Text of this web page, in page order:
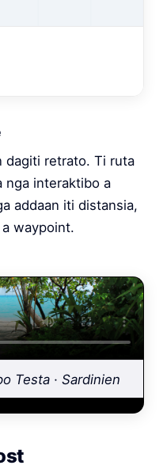
dagiti retrato. Ti ruta
nga interaktibo a
addaan iti distansia,
waypoint.
Testa · Sardinien